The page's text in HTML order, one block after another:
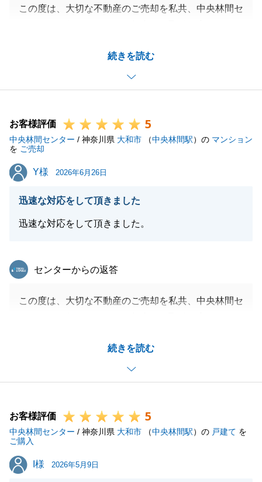
続きを読む
この度は、大切な不動産のご売却を私共、中央林間セ
アンケートにて大変ありがたいお言葉を頂戴し、担当
者として安堵するとともに、お役に立てたことを何よ
り嬉しく思っております。
合が重なる中、お客様がご不安を感じられることな
く、最も良い条件で安心してお取引を進めていただけ
るよう、状況を一つずつ整理しながら丁寧な交通整理
を心がけてまいりました。
断を委ねてくださり、常に迅速かつ的確にご対応いた
だけたからこそ、無事に最適な形でお取引を完了へと
いただいたこの度のご縁に、改めて深く感謝を申し上
今後も不動産に関することで何かお困り事やご相談が
お客様評価 5
中央林間センター / 神奈川県 大和市 （中央林間駅）の マンション
を ご売却
Y様
Y様 2026年6月26日
迅速な対応をして頂きました
迅速な対応をして頂きました。
続きを読む
東急リバブル
センターからの返答
この度は、大切な不動産のご売却を私共、中央林間セ
アンケートにて「迅速な対応をして頂きました」との
温かいお言葉を頂戴し、担当者として大変嬉しく、ま
た安心いたしました。
であり、様々なご不安やご不明な点もあったかと存じ
ますが、少しでもそのご負担を軽減し、安心してお手
続きを進めていただけるようスピード感を意識して取
り組んでまいりましたので、その点をご評価いただけ
お客様評価 5
中央林間センター / 神奈川県 大和市 （中央林間駅）の 戸建て を
ご購入
I様
I様 2026年5月9日